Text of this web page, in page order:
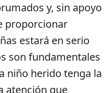
y, sin apoyo
proporcionar
estará en serio
son fundamentales
niño herido tenga la
atención que